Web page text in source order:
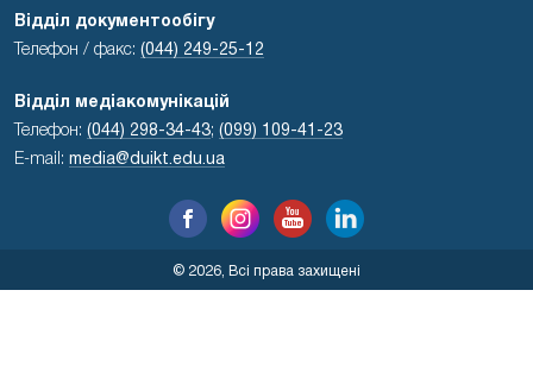
Відділ документообігу
Телефон / факс: (044) 249-25-12
Відділ медіакомунікацій
Телефон: (044) 298-34-43; (099) 109-41-23
E-mail: media@duikt.edu.ua
© 2026, Всі права захищені